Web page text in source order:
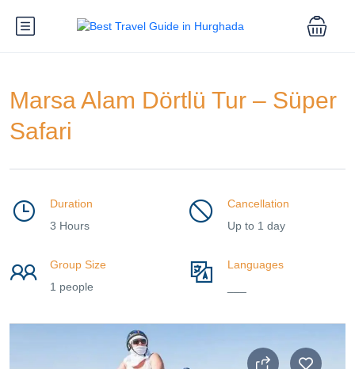
Marsa Alam Dörtlü Tur – Süper
Safari
Duration
3 Hours
Cancellation
Up to 1 day
Group Size
1 people
Languages